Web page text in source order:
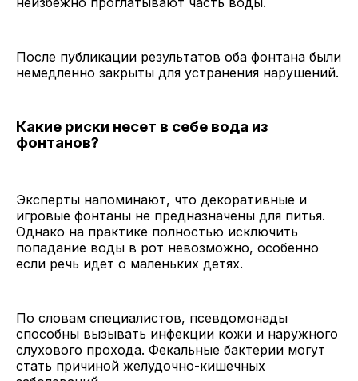
После публикации результатов оба фонтана были
немедленно закрыты для устранения нарушений.
Какие риски несет в себе вода из
фонтанов?
Эксперты напоминают, что декоративные и
игровые фонтаны не предназначены для питья.
Однако на практике полностью исключить
попадание воды в рот невозможно, особенно
если речь идет о маленьких детях.
По словам специалистов, псевдомонады
способны вызывать инфекции кожи и наружного
слухового прохода. Фекальные бактерии могут
стать причиной желудочно-кишечных